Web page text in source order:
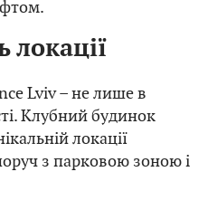
локації
Lviv – не лише в
Клубний будинок
локації
з парковою зоною і